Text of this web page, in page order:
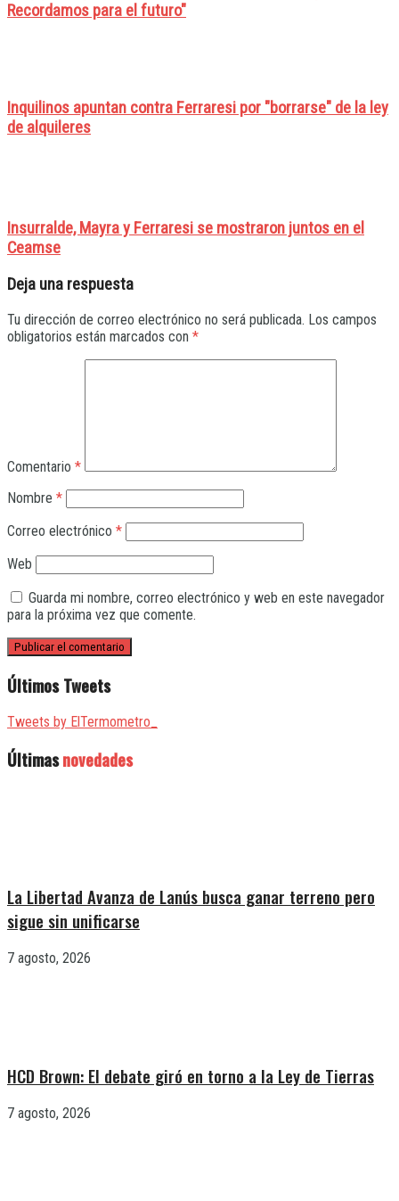
Recordamos para el futuro"
Inquilinos apuntan contra Ferraresi por "borrarse" de la ley
de alquileres
Insurralde, Mayra y Ferraresi se mostraron juntos en el
Ceamse
Deja una respuesta
Tu dirección de correo electrónico no será publicada. Los campos
obligatorios están marcados con *
Comentario *
Nombre *
Correo electrónico *
Web
Guarda mi nombre, correo electrónico y web en este navegador
para la próxima vez que comente.
Últimos Tweets
Tweets by ElTermometro_
Últimasnovedades
La Libertad Avanza de Lanús busca ganar terreno pero
sigue sin unificarse
7 agosto, 2026
HCD Brown: El debate giró en torno a la Ley de Tierras
7 agosto, 2026